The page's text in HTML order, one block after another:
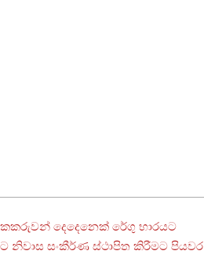
දෙදෙනෙක් රේගු භාරයට
නිවාස සංකීර්ණ ස්ථාපිත කිරීමට පියවර